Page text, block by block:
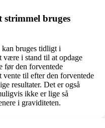
strimmel bruges
kan bruges tidligt i
være i stand til at opdage
før den forventede
vente til efter den forventede
resultater. Det er også
ikke er lige så
i graviditeten.